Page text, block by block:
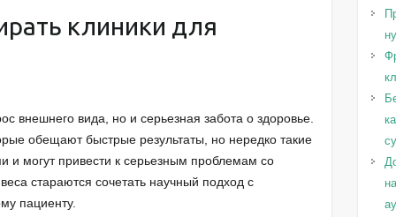
клиники для
внешнего вида, но и серьезная забота о здоровье.
обещают быстрые результаты, но нередко такие
и могут привести к серьезным проблемам со
стараются сочетать научный подход с
пациенту.